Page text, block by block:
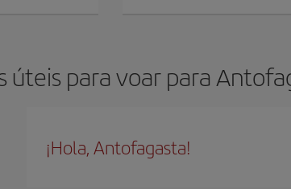
úteis para voar para
¡Hola, Antofagasta!